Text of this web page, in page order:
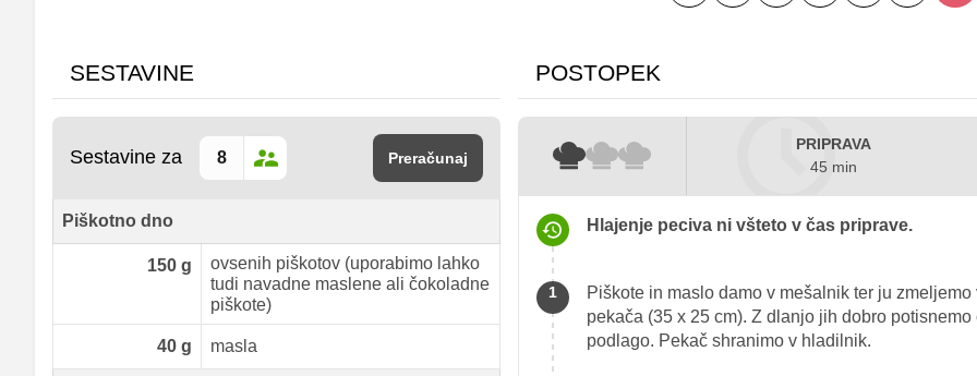
SESTAVINE
Sestavine za Preračunaj
Piškotno dno
150 g
ovsenih piškotov (uporabimo lahko
tudi navadne maslene ali čokoladne
piškote)
40 g masla
POSTOPEK
PRIPRAVA
45 min
Hlajenje peciva ni všteto v čas priprave.
Piškote in maslo damo v mešalnik ter ju
pekača (35 x 25 cm). Z dlanjo jih dobro
podlago. Pekač shranimo v hladilnik.